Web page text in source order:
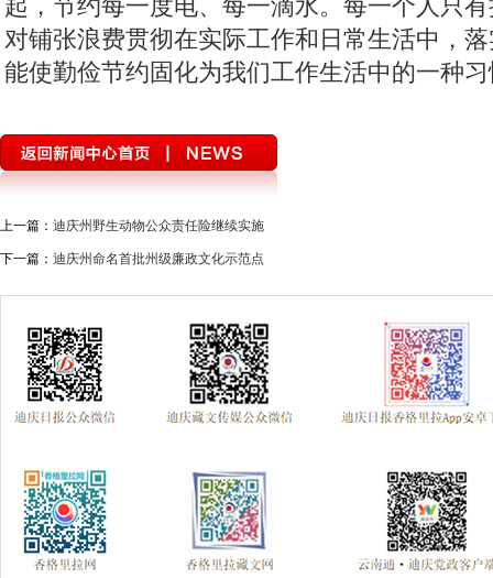
起，节约每一度电、每一滴水。每一个人只
对铺张浪费贯彻在实际工作和日常生活中，
能使勤俭节约固化为我们工作生活中的一种
上一篇： 迪庆州野生动物公众责任险继续实施
下一篇： 迪庆州命名首批州级廉政文化示范点